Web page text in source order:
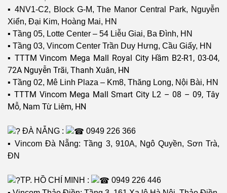
▪️ 4NV1-C2, Block G-M, The Manor Central Park, Nguyễn
Xiển, Đại Kim, Hoàng Mai, HN
▪️ Tầng 05, Lotte Center – 54 Liễu Giai, Ba Đình, HN
▪️ Tầng 03, Vincom Center Trần Duy Hưng, Cầu Giấy, HN
▪️ TTTM Vincom Mega Mall Royal City Hầm B2-R1, 03-04,
72A Nguyễn Trãi, Thanh Xuân, HN
▪️ Tầng 02, Mê Linh Plaza – Km8, Thăng Long, Nội Bài, HN
▪️ TTTM Vincom Mega Mall Smart City L2 – 08 – 09, Tây
Mỗ, Nam Từ Liêm, HN
ĐÀ NẴNG :
0949 226 366
▪️ Vincom Đà Nẵng: Tầng 3, 910A, Ngô Quyền, Sơn Trà,
ĐN
TP. HỒ CHÍ MINH :
0949 226 446